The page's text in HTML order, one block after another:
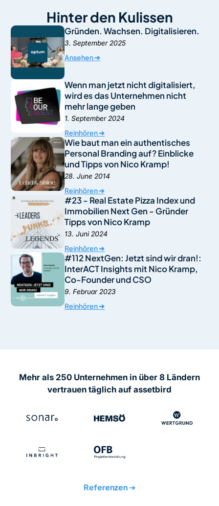
Hinter den Kulissen
Gründen. Wachsen. Digitalisieren.
3. September 2025
Ansehen ➔
Wenn man jetzt nicht digitalisiert,
wird es das Unternehmen nicht
mehr lange geben
1. September 2024
Reinhören ➔
Wie baut man ein authentisches
Personal Branding auf? Einblicke
und Tipps von Nico Kramp!
28. June 2014
Reinhören ➔
#23 - Real Estate Pizza Index und
Immobilien Next Gen - Gründer
Tipps von Nico Kramp
13. Juni 2024
Reinhören ➔
#112 NextGen: Jetzt sind wir dran!:
InterACT Insights mit Nico Kramp,
Co-Founder und CSO
9. Februar 2023
Reinhören ➔
Mehr als 250 Unternehmen in über 8 Ländern
vertrauen täglich auf assetbird
Referenzen➔